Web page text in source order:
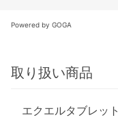
Powered by GOGA
取り扱い商品
エクエルタブレット